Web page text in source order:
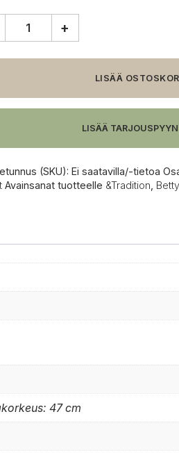
+
LISÄÄ
LISÄÄ
(SKU): Ei saatavilla/-tietoa
Avainsanat tuotteelle &Tradition Betty
47 cm